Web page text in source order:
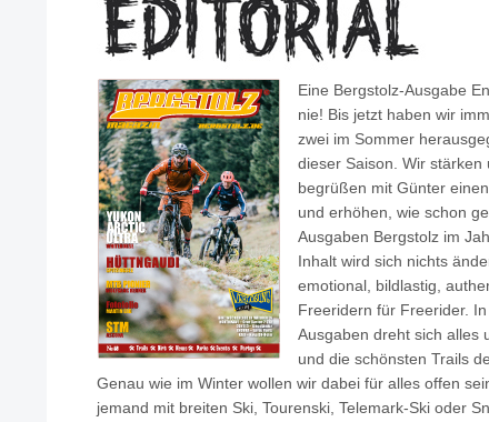
Eine Bergstolz-Ausgabe
nie! Bis jetzt haben wir
zwei im Sommer
dieser Saison. Wir stärken
begrüßen mit Günter
und erhöhen, wie schon
Ausgaben Bergstolz im
Inhalt wird sich nichts
emotional, bildlastig,
Freeridern für Freerider.
Ausgaben dreht sich alles
und die schönsten Trails
Genau wie im Winter wollen wir dabei für alles offen
jemand mit breiten Ski, Tourenski, Telemark-Ski oder